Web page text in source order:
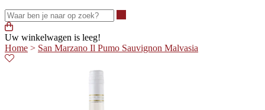
Uw winkelwagen is leeg!
Home > San Marzano Il Pumo Sauvignon Malvasia